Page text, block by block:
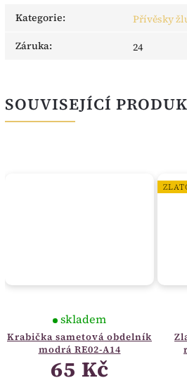
Kategorie:
Přívěsky
Záruka: 24
SOUVISEJÍCÍ
Krabička sametová obdelník
modrá RE02-A14
skladem
65 Kč